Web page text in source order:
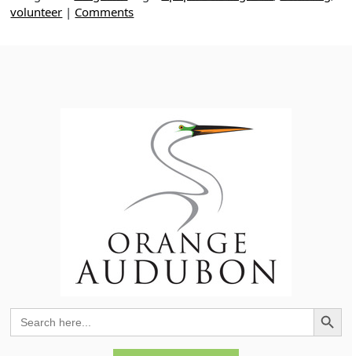
volunteer | Comments
Search
for:
Search Button